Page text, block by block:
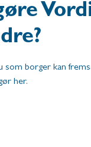
som borger kan
her.